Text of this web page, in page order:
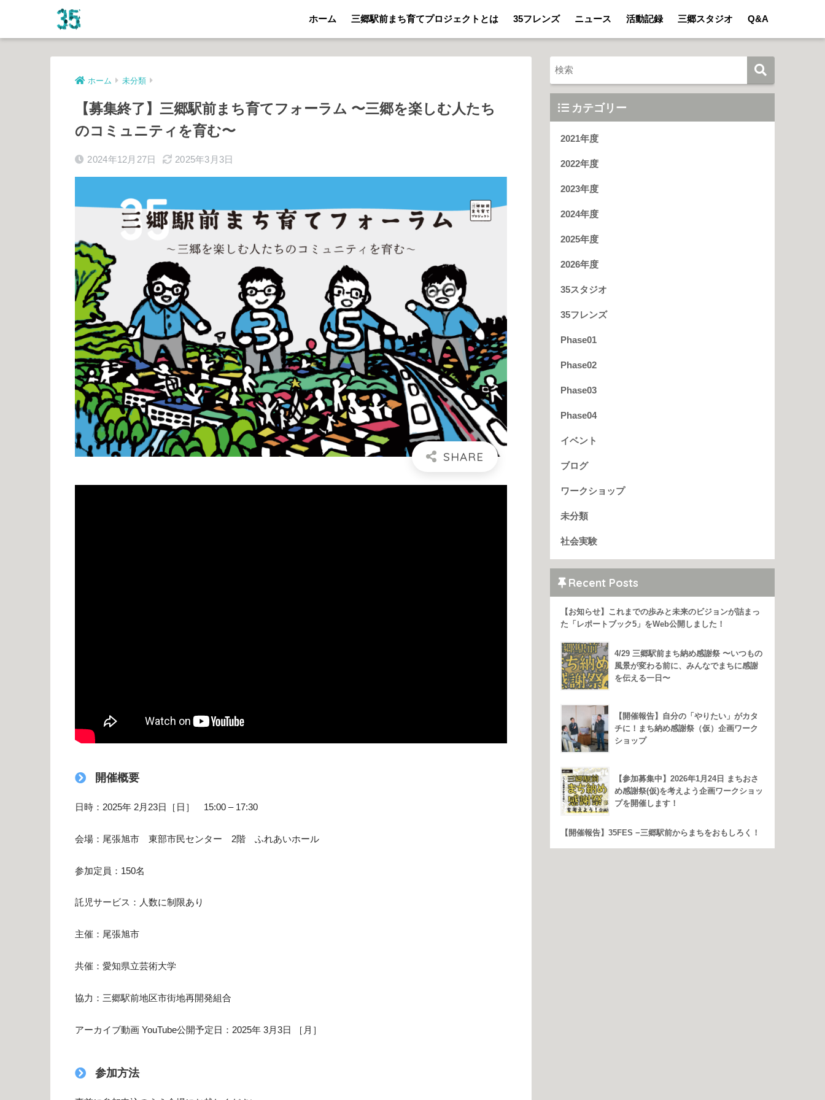
ホーム 三郷駅前まち育てプロジェクトとは 35フレンズ ニュース 活動記録 三郷スタジオ Q&A
ホーム 未分類
【募集終了】三郷駅前まち育てフォーラム 〜三郷を楽しむ人たち
のコミュニティを育む〜
2024年12月27日 2025年3月3日
開催概要
日時：2025年 2月23日［日］ 15:00 – 17:30
会場：尾張旭市 東部市民センター 2階 ふれあいホール
参加定員：150名
託児サービス：人数に制限あり
主催：尾張旭市
共催：愛知県立芸術大学
協力：三郷駅前地区市街地再開発組合
アーカイブ動画 YouTube公開予定日：2025年 3月3日 ［月］
参加方法
カテゴリー
2021年度
2022年度
2023年度
2024年度
2025年度
2026年度
35スタジオ
35フレンズ
Phase01
Phase02
Phase03
Phase04
イベント
ブログ
ワークショップ
未分類
社会実験
Recent Posts
【お知らせ】これまでの歩みと未来のビジョンが詰まっ
た「レポートブック5」をWeb公開しました！
4/29 三郷駅前まち納め感謝祭 〜いつもの
風景が変わる前に、みんなでまちに感謝
を伝える一日〜
【開催報告】自分の「やりたい」がカタ
チに！まち納め感謝祭（仮）企画ワーク
ショップ
【参加募集中】2026年1月24日 まちおさ
め感謝祭(仮)を考えよう企画ワークショッ
プを開催します！
【開催報告】35FES −三郷駅前からまちをおもしろく！